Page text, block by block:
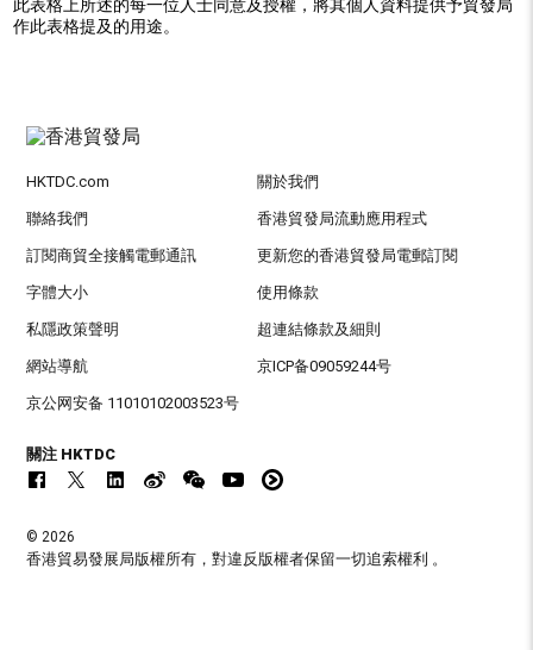
此表格上所述的每一位人士同意及授權，將其個人資料提供予貿發局
作此表格提及的用途。
HKTDC.com 關於我們
聯絡我們 香港貿發局流動應用程式
訂閱商貿全接觸電郵通訊 更新您的香港貿發局電郵訂閱
字體大小 使用條款
私隱政策聲明 超連結條款及細則
網站導航 京ICP备09059244号
京公网安备 11010102003523号
關注 HKTDC
© 2026
香港貿易發展局版權所有，對違反版權者保留一切追索權利 。